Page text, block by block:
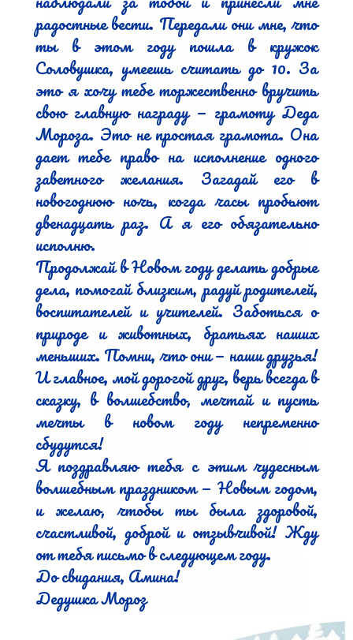
радостные вести. Передали они мне, что
ты в этом году пошла в кружок
Соловушка, умеешь считать до 10. За
это я хочу тебе торжественно вручить
свою главную награду — грамоту Деда
Мороза. Это не простая грамота. Она
дает тебе право на исполнение одного
заветного желания. Загадай его в
новогоднюю ночь, когда часы пробьют
двенадцать раз. А я его обязательно
исполню.
Продолжай в Новом году делать добрые
дела, помогай близким, радуй родителей,
воспитателей и учителей. Заботься о
природе и животных, братьях наших
меньших. Помни, что они — наши друзья!
И главное, мой дорогой друг, верь всегда в
сказку, в волшебство, мечтай и пусть
мечты в новом году непременно
сбудутся!
Я поздравляю тебя с этим чудесным
волшебным праздником — Новым годом,
и желаю, чтобы ты была здоровой,
счастливой, доброй и отзывчивой! Жду
от тебя письмо в следующем году.
До свидания, Амина!
Дедушка Мороз